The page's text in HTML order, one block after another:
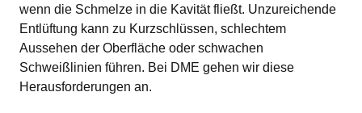
wenn die Schmelze in die Kavität fließt. Unzureichende
Entlüftung kann zu Kurzschlüssen, schlechtem
Aussehen der Oberfläche oder schwachen
Schweißlinien führen. Bei DME gehen wir diese
Herausforderungen an.